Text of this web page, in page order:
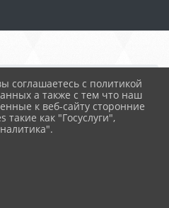
Новости
соглашаетесь с политикой
а также с тем что наш
к веб-сайту сторонние
как "Госуслуги",